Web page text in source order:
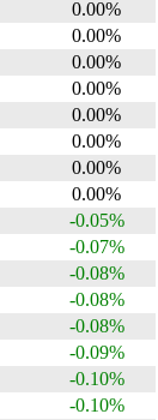
0.00%
0.00%
0.00%
0.00%
0.00%
0.00%
0.00%
0.00%
-0.05%
-0.07%
-0.08%
-0.08%
-0.08%
-0.09%
-0.10%
-0.10%